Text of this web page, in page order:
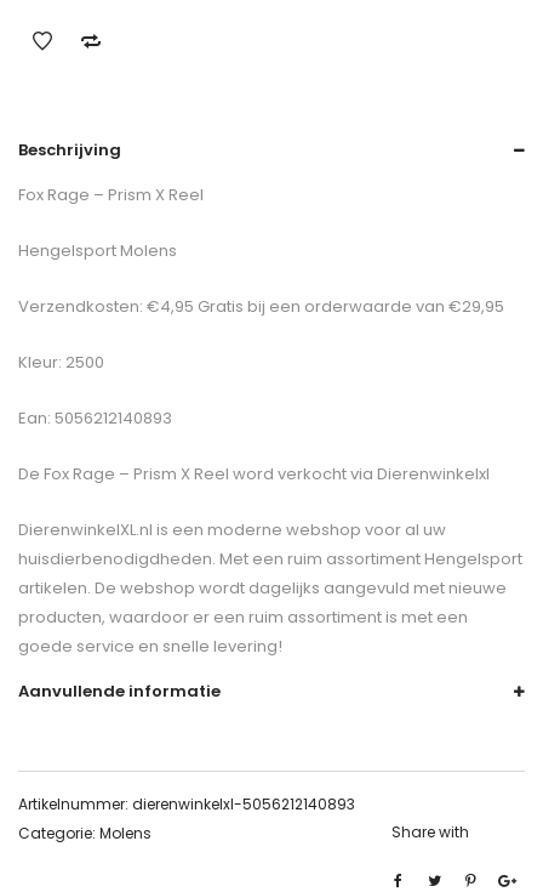
Beschrijving
Fox Rage – Prism X Reel
Hengelsport Molens
Verzendkosten: €4,95 Gratis bij een orderwaarde van €29,95
Kleur: 2500
Ean: 5056212140893
De Fox Rage – Prism X Reel word verkocht via Dierenwinkelxl
DierenwinkelXL.nl is een moderne webshop voor al uw
huisdierbenodigdheden. Met een ruim assortiment Hengelsport
artikelen. De webshop wordt dagelijks aangevuld met nieuwe
producten, waardoor er een ruim assortiment is met een
goede service en snelle levering!
Aanvullende informatie
Artikelnummer: dierenwinkelxl-5056212140893
Categorie: Molens Share with